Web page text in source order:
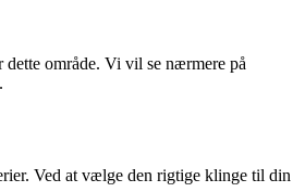
område. Vi vil se nærmere på
Ved at vælge den rigtige klinge til din